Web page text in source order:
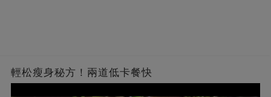
輕松瘦身秘方！兩道低卡餐快